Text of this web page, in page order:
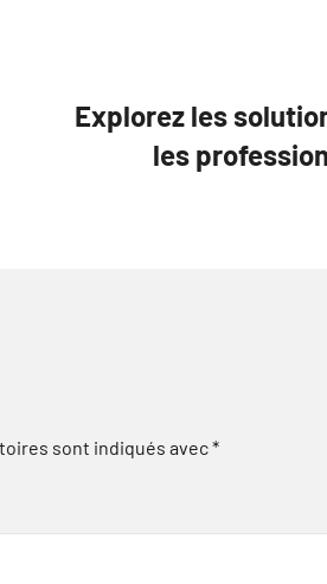
Explorez les
les
sont indiqués avec*